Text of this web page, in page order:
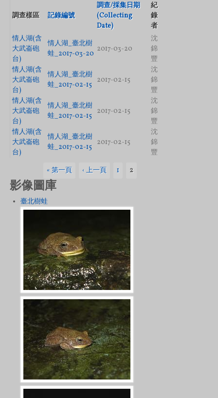
調查樣區 記錄編號
調查/採集日期
(Collecting
Date)
紀
錄
者
情人湖(含
大武崙砲
台)
情人湖_臺北樹
蛙_2017-03-20
2017-03-20
沈
錦
豐
情人湖(含
大武崙砲
台)
情人湖_臺北樹
蛙_2017-02-15
2017-02-15
沈
錦
豐
情人湖(含
大武崙砲
台)
情人湖_臺北樹
蛙_2017-02-15
2017-02-15
沈
錦
豐
情人湖(含
大武崙砲
台)
情人湖_臺北樹
蛙_2017-02-15
2017-02-15
沈
錦
豐
« 第一頁 ‹ 上一頁 1 2
影像圖庫
臺北樹蛙